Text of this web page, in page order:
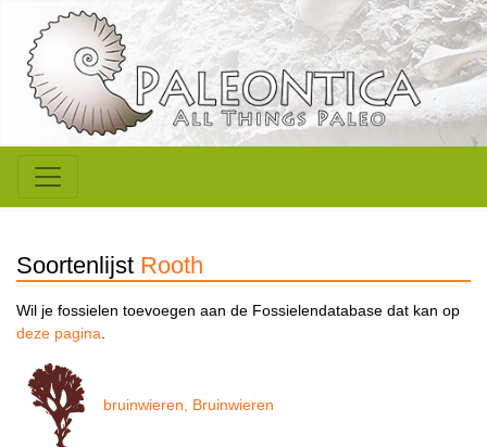
Soortenlijst Rooth
Wil je fossielen toevoegen aan de Fossielendatabase dat kan op
deze pagina.
bruinwieren, Bruinwieren